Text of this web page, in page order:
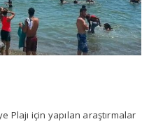
Plajı için yapılan araştırmalar